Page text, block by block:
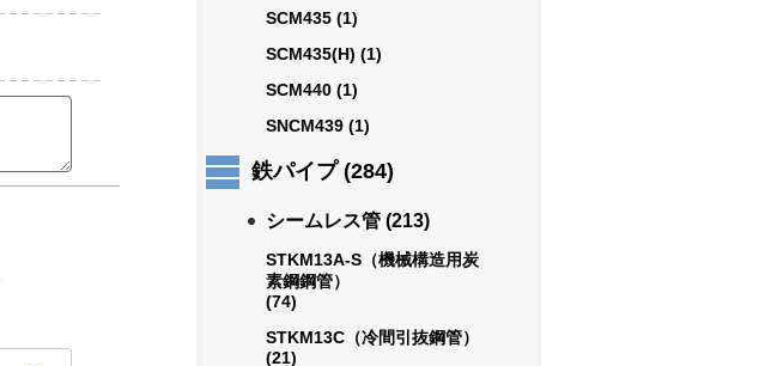
SCM435 (1)
SCM435(H) (1)
SCM440 (1)
SNCM439 (1)
鉄パイプ (284)
シームレス管 (213)
STKM13A-S（機械構造用炭
素鋼鋼管）
(74)
STKM13C（冷間引抜鋼管）
(21)